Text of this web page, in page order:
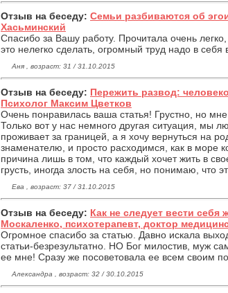
Отзыв на беседу: Семьи разбиваются об
Хасьминский
Спасибо за Вашу работу. Прочитала очень
это нелегко сделать, огромный труд надо в себя
Аня , возраст: 31 / 31.10.2015
Отзыв на беседу: Пережить развод:
Психолог Максим Цветков
Очень понравилась ваша статья! Грустно, но
Только вот у нас немного другая ситуация, мы
проживает за границей, а я хочу вернуться на
знаменателю, и просто расходимся, как в море
причина лишь в том, что каждый хочет жить в
грусть, иногда злость на себя, но понимаю, что
Ева , возраст: 37 / 31.10.2015
Отзыв на беседу: Как не следует вести себя
Москаленко, психотерапевт, доктор
Огромное спасибо за статью. Давно искала
статьи-безрезультатно. НО Бог милостив, муж
ее мне! Сразу же посоветовала ее всем своим
Александра , возраст: 32 / 30.10.2015